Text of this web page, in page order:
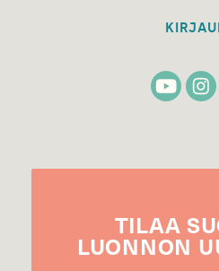
TILAA
LUONNON